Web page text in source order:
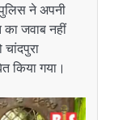
ने अपनी
जवाब नहीं
किया गया।